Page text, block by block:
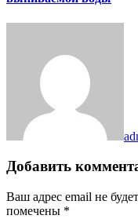
Добавить
Ваш адрес email не
помечены *